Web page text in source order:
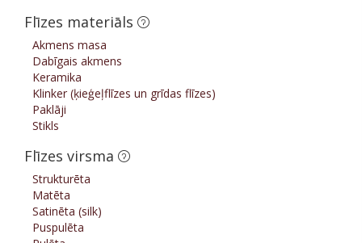
Flīzes materiāls
Akmens masa
Dabīgais akmens
Keramika
Klinker (ķieģeļflīzes un grīdas flīzes)
Paklāji
Stikls
Flīzes virsma
Strukturēta
Matēta
Satinēta (silk)
Puspulēta